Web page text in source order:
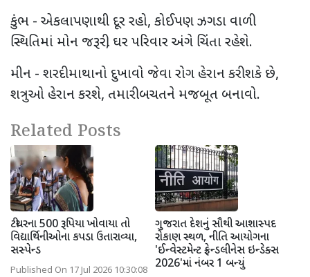
કુંભ - એકલાપણાથી દૂર રહો, કોઈપણ ઝગડા વાળી
સ્થિતિમાં મોન જરૂરી, ઘર પરિવાર અંગે ચિંતા રહેશે.
મીન - શરદી માથાનો દુખાવો જેવા રોગ હેરાન કરી શકે છે,
શત્રુઓ હેરાન કરશે, તમારી બચતને મજબૂત બનાવો.
Related Posts
ટીચરના 500 રૂપિયા ખોવાયા તો
વિદ્યાર્થિનીઓના કપડા ઉતારાવ્યા,
સસ્પેન્ડ
Published On 17 Jul 2026 10:30:08
ગુજરાત દેશનું સૌથી આશાસ્પદ
રોકાણ સ્થળ, નીતિ આયોગના
'ઈન્વેસ્ટમેન્ટ ફ્રેન્ડલીનેસ ઇન્ડેક્સ
2026'માં નંબર 1 બન્યું